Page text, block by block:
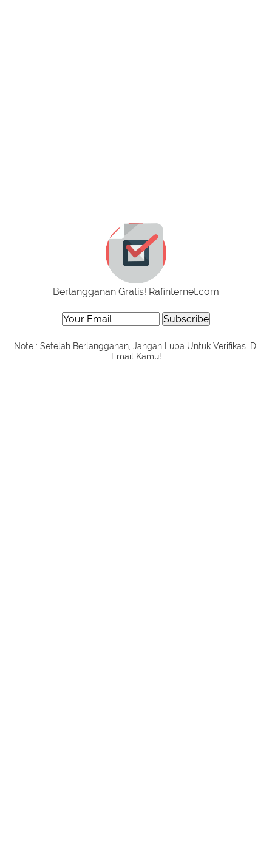
Berlangganan Gratis! Rafinternet.com
Note : Setelah Berlangganan, Jangan Lupa Untuk Verifikasi Di
Email Kamu!